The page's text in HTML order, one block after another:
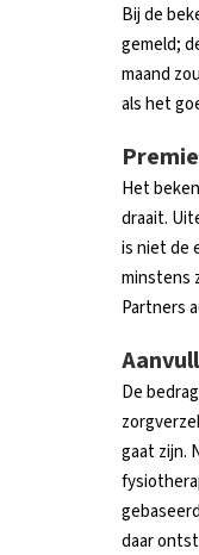
Bij de
gemeld;
maand
als het
Het
draait.
is niet de
minstens
Partners
De
gaat zijn.
daar